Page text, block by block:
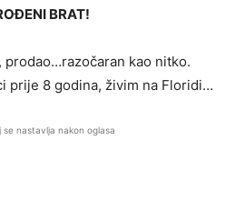
BRAT!
prodao…razočaran kao nitko.
prije 8 godina, živim na Floridi…
se nastavlja nakon oglasa